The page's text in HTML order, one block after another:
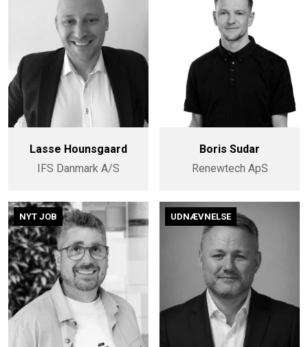
Lasse Hounsgaard
IFS Danmark A/S
Boris Sudar
Renewtech ApS
NYT JOB UDNÆVNELSE